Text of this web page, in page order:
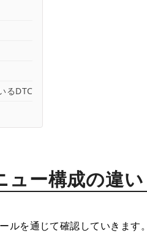
るDTC
ュー構成の違い
ルを通じて確認していきます